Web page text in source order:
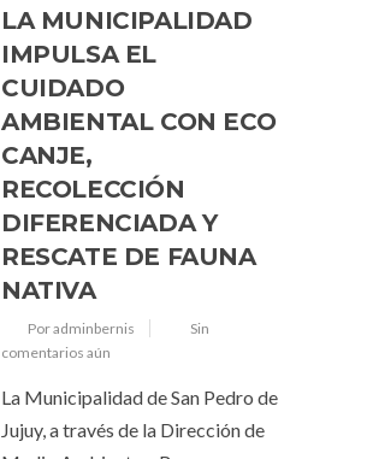
LA MUNICIPALIDAD
IMPULSA EL
CUIDADO
AMBIENTAL CON ECO
CANJE,
RECOLECCIÓN
DIFERENCIADA Y
RESCATE DE FAUNA
NATIVA
Por adminbernis
Sin
comentarios aún
La Municipalidad de San Pedro de
Jujuy, a través de la Dirección de